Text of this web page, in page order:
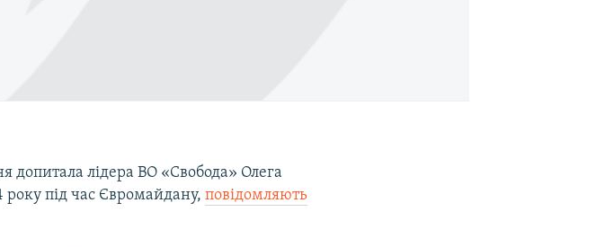
допитала лідера ВО «Свобода» Олега
року під час Євромайдану,повідомляють